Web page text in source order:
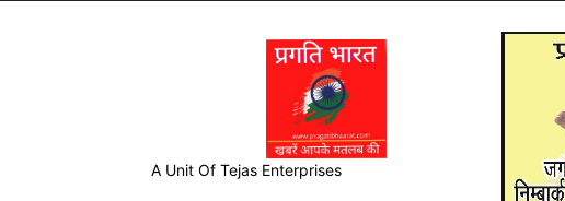
A Unit Of Tejas Enterprises